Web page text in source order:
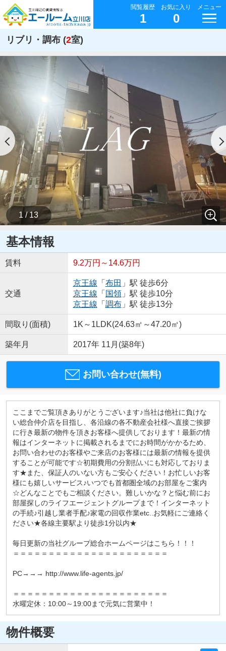
閲覧履歴
1
お気に入り
0
メニュー
リブリ・調布 (2室)
1 / 13
基本情報
賃料 9.2万円～14.6万円
交通
京王線 「 布田 」駅 徒歩6分
京王線 「 国領」駅 徒歩10分
京王線 「 調布」駅 徒歩13分
間取り(面積) 1K～1LDK(24.63㎡～47.20㎡)
築年月 2017年 11月(築8年)
お問い合わせ(無料)
ここまでご覧頂きありがとうございます♪当社は他社に負けな
い総合仲介店を目指し、各沿線の各不動産会社様へ直接ご挨拶
に行き最新の物件を頂きお客様へ提供しております！最新の情
報はインターネットに掲載されるまでにお時間がかかるため、
お問い合わせのお客様やご来店のお客様には最新の情報を提供
することが可能です☆初期費用の分割払いにも対応しておりま
す★また、保証人のいない方もご安心ください！お忙しいお客
様にも嬉しいサービス♪いつでも首都圏全域のお部屋をご案内
☆どんなことでもご相談ください。難しいかな？と悩む前にお
部屋探しのライフエージェントグループまで！インターネット
の手続♪引越し業者手配♪家電の回収作業etc..お気軽にご連絡く
ださい★各線主要駅より徒歩1分以内★
毎日更新の当社グループ総合ホームページはこちら！！！
＝＝＝＝＝＝＝＝＝＝＝＝＝＝＝＝＝＝＝＝＝＝
PC→→→ http://www.life-agents.jp/
＝＝＝＝＝＝＝＝＝＝＝＝＝＝＝＝＝＝＝＝＝＝
水曜定休：10:00～19:00まで元気に営業中！
物件概要